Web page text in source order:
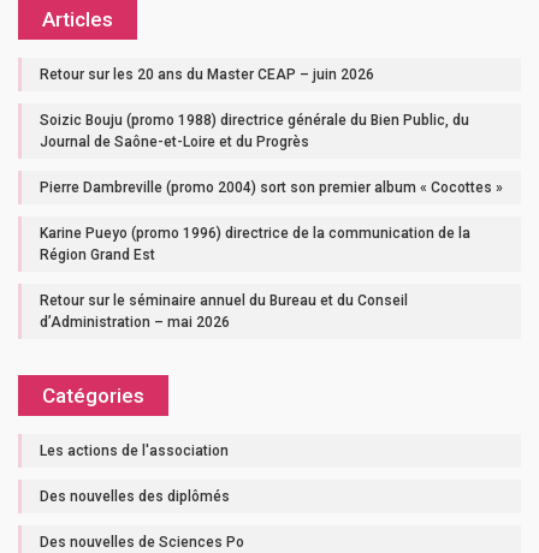
Articles
Retour sur les 20 ans du Master CEAP – juin 2026
Soizic Bouju (promo 1988) directrice générale du Bien Public, du
Journal de Saône-et-Loire et du Progrès
Pierre Dambreville (promo 2004) sort son premier album « Cocottes »
Karine Pueyo (promo 1996) directrice de la communication de la
Région Grand Est
Retour sur le séminaire annuel du Bureau et du Conseil
d’Administration – mai 2026
Catégories
Les actions de l'association
Des nouvelles des diplômés
Des nouvelles de Sciences Po